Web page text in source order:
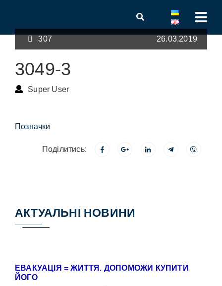
307 26.03.2019
3049-3
Super User
Позначки
Поділитись:
АКТУАЛЬНІ НОВИНИ
ЕВАКУАЦІЯ = ЖИТТЯ. ДОПОМОЖИ КУПИТИ
ЙОГО